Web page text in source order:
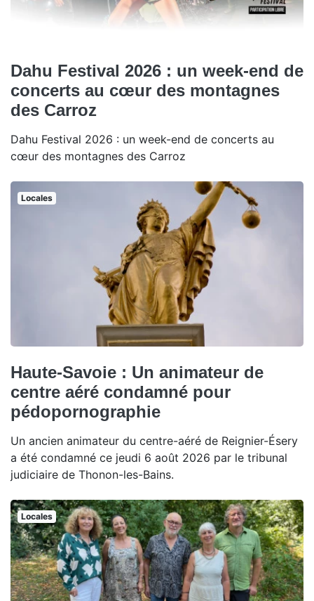
Dahu Festival 2026 : un week-end de
concerts au cœur des montagnes
des Carroz
Dahu Festival 2026 : un week-end de concerts au
cœur des montagnes des Carroz
Locales
Haute-Savoie : Un animateur de
centre aéré condamné pour
pédopornographie
Un ancien animateur du centre-aéré de Reignier-Ésery
a été condamné ce jeudi 6 août 2026 par le tribunal
judiciaire de Thonon-les-Bains.
Locales